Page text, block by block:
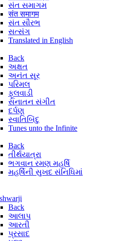
સંત સમાગમ
संत समागम
સંત સૌરભ
સત્સંગ
Translated in English
Back
અક્ષત
અનંત સૂર
પરિમલ
ફૂલવાડી
સનાતન સંગીત
દર્પણ
સ્વાતિબિંદુ
Tunes unto the Infinite
Back
તીર્થયાત્રા
ભગવાન રમણ મહર્ષિ
મહર્ષિની સુખદ સંનિધિમાં
Back
આલાપ
આરતી
પ્રસાદ